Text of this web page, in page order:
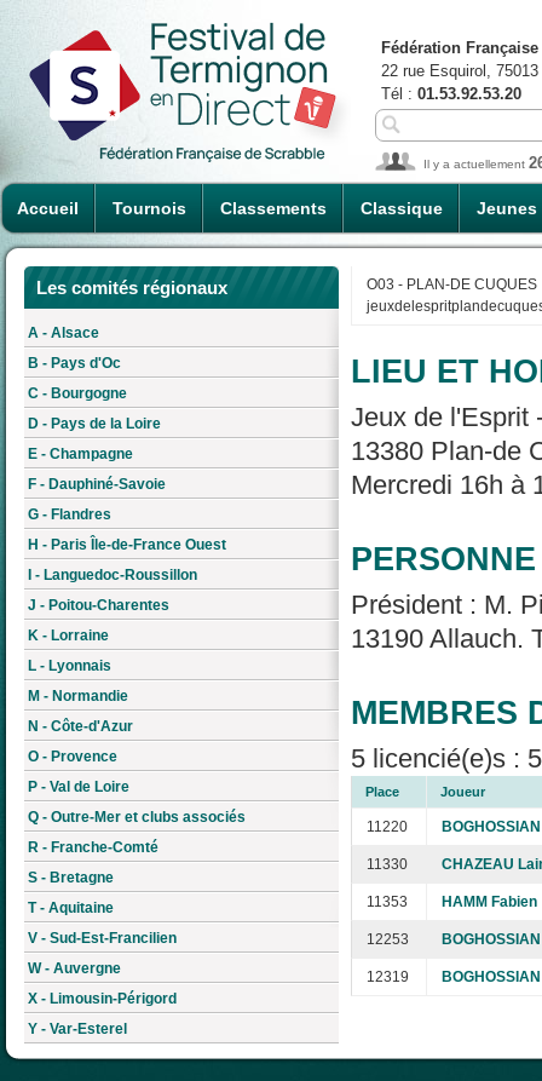
Accueil Tournois Classements Classique Jeunes
Fédération
22 rue Esquirol,
Tél : 01.53.92.53.20
Il y a actuellement
Les comités régionaux
A - Alsace
B - Pays d'Oc
C - Bourgogne
D - Pays de la Loire
E - Champagne
F - Dauphiné-Savoie
G - Flandres
H - Paris Île-de-France Ouest
I - Languedoc-Roussillon
J - Poitou-Charentes
K - Lorraine
L - Lyonnais
M - Normandie
N - Côte-d'Azur
O - Provence
P - Val de Loire
Q - Outre-Mer et clubs associés
R - Franche-Comté
S - Bretagne
T - Aquitaine
V - Sud-Est-Francilien
W - Auvergne
X - Limousin-Périgord
Y - Var-Esterel
O03 - PLAN-DE CUQUES
LIEU ET
Jeux de l'Esprit
13380 Plan-de
Mercredi 16h à
Président : M.
13190 Allauch.
MEMBRES
5 licencié(e)s :
Place Joueur
11220
11330 CHAZEAU
11353 HAMM Fabien
12253
12319